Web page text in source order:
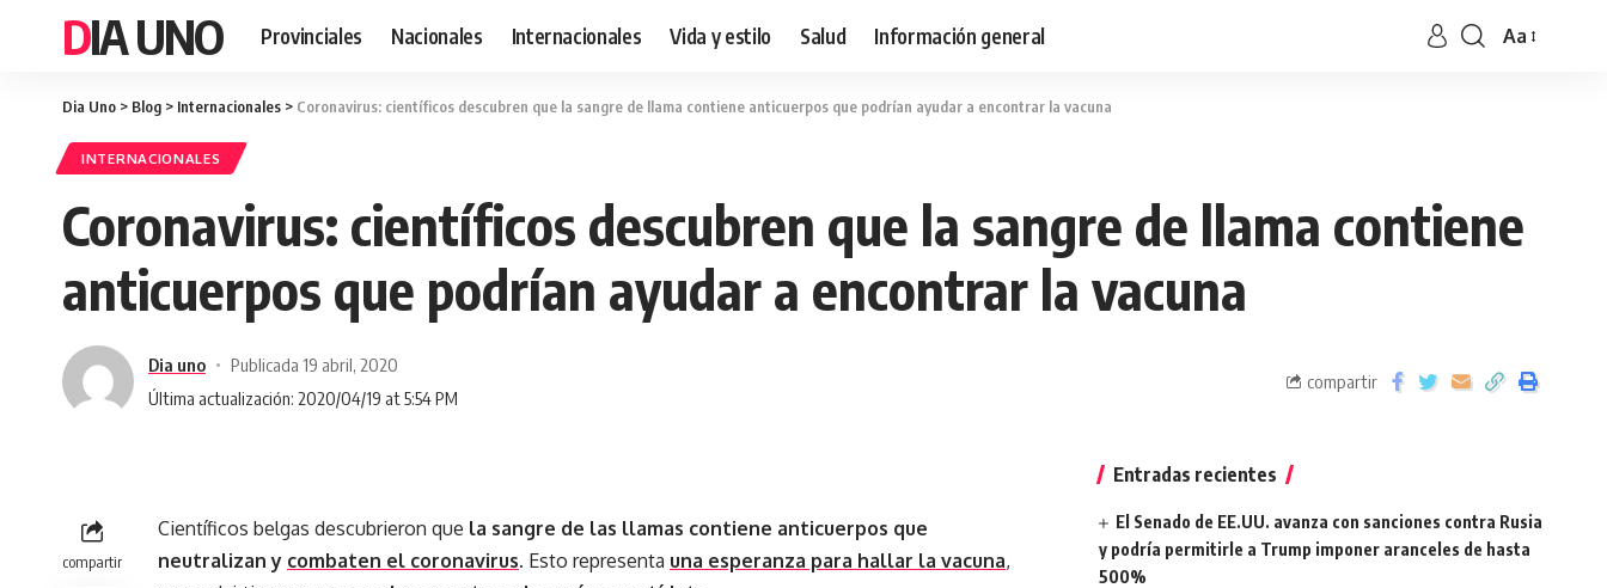
DIA UNO Provinciales Nacionales Internacionales Vida y estilo Salud Información general Aa
Dia Uno > Blog > Internacionales > Coronavirus: científicos descubren que la sangre de llama contiene anticuerpos que podrían ayudar a encontrar la vacuna
INTERNACIONALES
Coronavirus: científicos descubren que la sangre de llama contiene
anticuerpos que podrían ayudar a encontrar la vacuna
Última actualización: 2020/04/19 at 5:54 PM
Dia uno Publicada 19 abril, 2020
compartir
compartir
Científicos belgas descubrieron que la sangre de las llamas contiene anticuerpos que
neutralizan y combaten el coronavirus. Esto representa una esperanza para hallar la vacuna,
Entradas recientes
El Senado de EE.UU. avanza con sanciones contra Rusia
y podría permitirle a Trump imponer aranceles de hasta
500%